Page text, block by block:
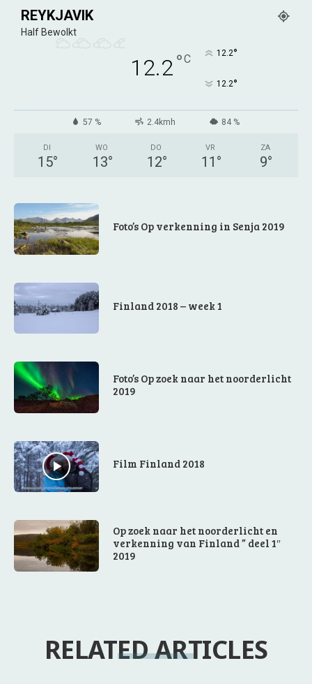
REYKJAVIK
Half Bewolkt
12.2°C 12.2°
12.2°
57 % 2.4kmh 84 %
DI
15°
WO
13°
DO
12°
VR
11 °
ZA
9°
Foto’s Op verkenning in Senja 2019
Finland 2018 – week 1
Foto’s Op zoek naar het noorderlicht
2019
Film Finland 2018
Op zoek naar het noorderlicht en
verkenning van Finland ” deel 1″
2019
RELATED ARTICLES